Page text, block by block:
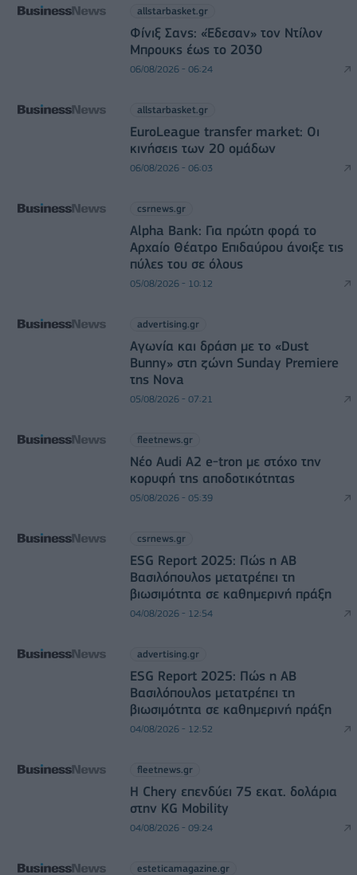
allstarbasket.gr
Φίνιξ Σανς: «Έδεσαν» τον Ντίλον
Μπρουκς έως το 2030
06/08/2026 - 06:24
allstarbasket.gr
EuroLeague transfer market: Οι
κινήσεις των 20 ομάδων
06/08/2026 - 06:03
csrnews.gr
Alpha Bank: Για πρώτη φορά το
Αρχαίο Θέατρο Επιδαύρου άνοιξε τις
πύλες του σε όλους
05/08/2026 - 10:12
advertising.gr
Αγωνία και δράση με το «Dust
Bunny» στη ζώνη Sunday Premiere
της Nova
05/08/2026 - 07:21
fleetnews.gr
Νέο Audi A2 e-tron με στόχο την
κορυφή της αποδοτικότητας
05/08/2026 - 05:39
csrnews.gr
ESG Report 2025: Πώς η ΑΒ
Βασιλόπουλος μετατρέπει τη
βιωσιμότητα σε καθημερινή πράξη
04/08/2026 - 12:54
advertising.gr
ESG Report 2025: Πώς η ΑΒ
Βασιλόπουλος μετατρέπει τη
βιωσιμότητα σε καθημερινή πράξη
04/08/2026 - 12:52
fleetnews.gr
Η Chery επενδύει 75 εκατ. δολάρια
στην KG Mobility
04/08/2026 - 09:24
esteticamagazine.gr